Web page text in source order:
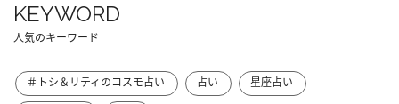
KEYWORD
人気のキーワード
＃トシ＆リティのコスモ占い 占い
星座占い